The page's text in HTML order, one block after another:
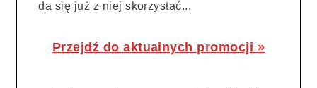
da się już z niej skorzystać...
Przejdź do aktualnych promocji »